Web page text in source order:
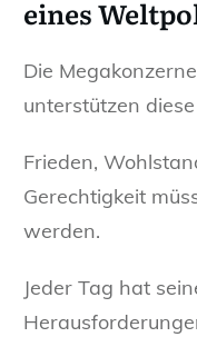
eines
Die
unterstützen
Frieden,
Gerechtigkeit
werden.
Jeder Tag hat